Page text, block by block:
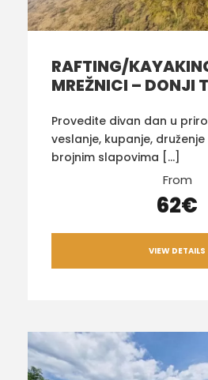
RAFTING/
MREŽNICI – DONJI
Provedite divan dan u
veslanje, kupanje, druženje
brojnim slapovima […]
From
62€
VIEW DETAILS